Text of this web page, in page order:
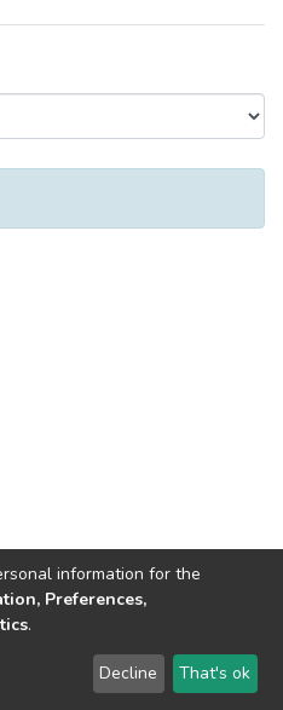
Ukrainian National University
LYRASIS
Send Feedback
information for the
Preferences,
.
Decline That's ok